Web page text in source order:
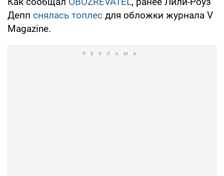
Депп снялась топлес для обложки журнала V
Magazine.